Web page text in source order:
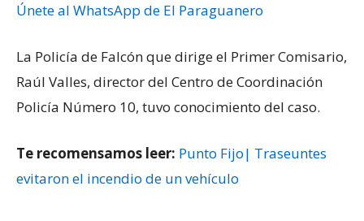
Únete al WhatsApp de El Paraguanero
La Policía de Falcón que dirige el Primer Comisario,
Raúl Valles, director del Centro de Coordinación
Policía Número 10, tuvo conocimiento del caso.
Te recomensamos leer: Punto Fijo| Traseuntes
evitaron el incendio de un vehículo